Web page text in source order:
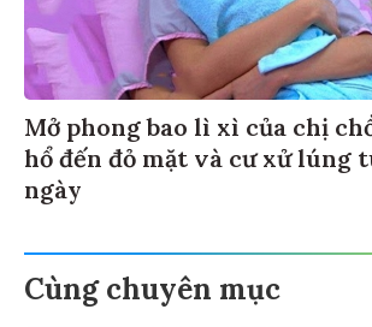
Mở phong bao lì xì của chị
hổ đến đỏ mặt và cư xử lúng
ngày
Cùng chuyên mục